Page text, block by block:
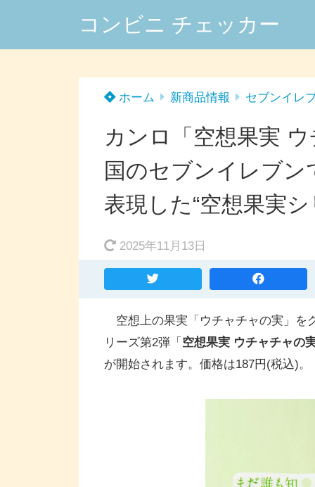
コンビニ チェッカー
ホーム 新商品情報 セブンイレ
カンロ「空想果実
国のセブンイレブン
表現した“空想果実
2025年11月13日
空想上の果実「ウチャチャの実」を
リーズ第2弾「 空想果実 ウチャチャの
が開始されます。価格は187円(税込)。